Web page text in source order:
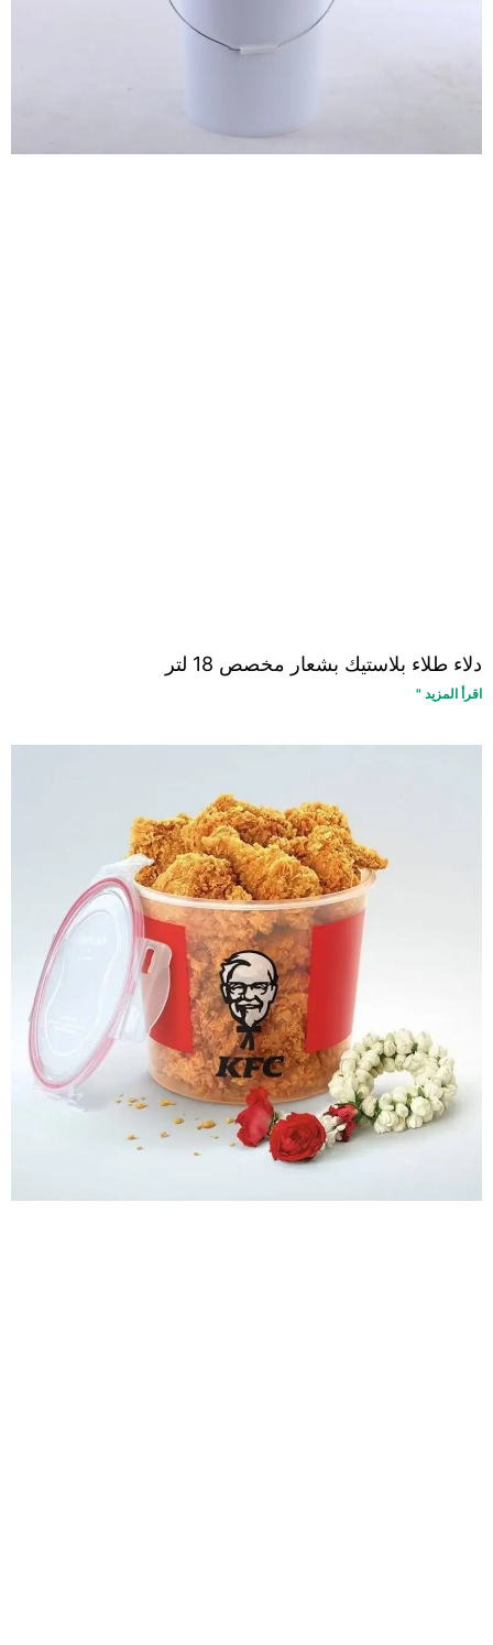
دلاء طلاء بلاستيك بشعار مخصص 18 لتر
اقرأ المزيد "